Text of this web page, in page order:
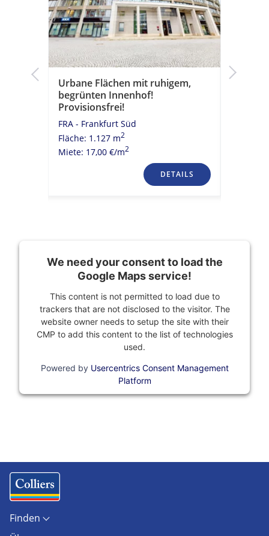
Urbane Flächen mit ruhigem,
begrünten Innenhof!
Provisionsfrei!
FRA - Frankfurt Süd
Fläche: 1.127 m2
Miete: 17,00 €/m2
DETAILS
We need your consent to load the
Google Maps service!
This content is not permitted to load due to
trackers that are not disclosed to the visitor. The
website owner needs to setup the site with their
CMP to add this content to the list of technologies
used.
Powered by Usercentrics Consent Management
Platform
Finden
Objekte